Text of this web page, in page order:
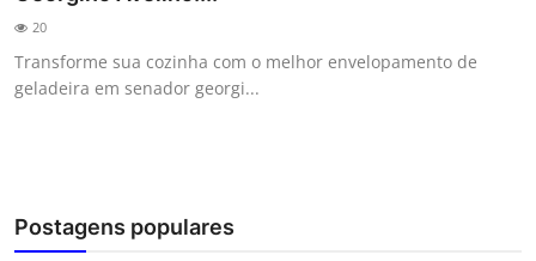
20
Transforme sua cozinha com o melhor envelopamento de
geladeira em senador georgi...
Postagens populares